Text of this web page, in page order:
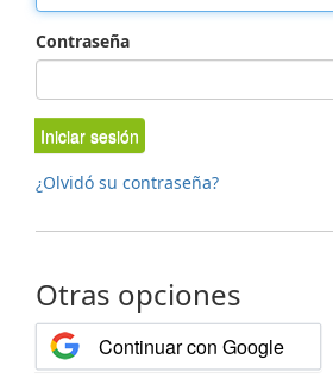
Contraseña
Iniciar sesión
¿Olvidó su contraseña?
Otras opciones
Continuar con Google